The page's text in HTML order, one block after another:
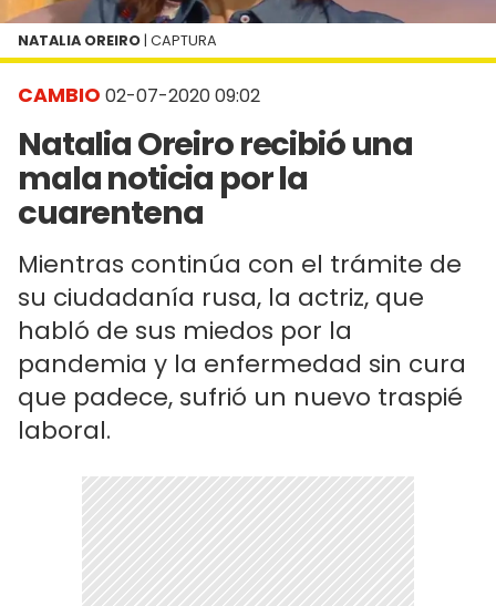
CAMBIO 02-07-2020 09:02
Natalia Oreiro recibió una
mala noticia por la
cuarentena
Mientras continúa con el trámite de
su ciudadanía rusa, la actriz, que
habló de sus miedos por la
pandemia y la enfermedad sin cura
que padece, sufrió un nuevo traspié
laboral.
NATALIA OREIRO | CAPTURA